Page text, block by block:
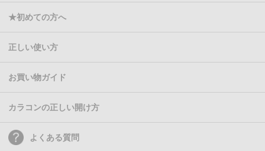
★初めての方へ
正しい使い方
お買い物ガイド
カラコンの正しい開け方
よくある質問